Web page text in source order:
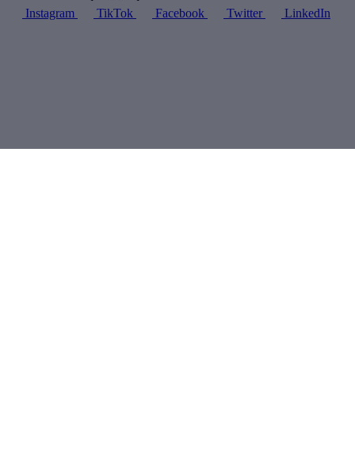
Instagram
TikTok Facebook Twitter LinkedIn